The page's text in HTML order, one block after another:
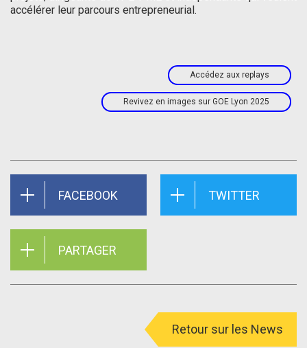
accélérer leur parcours entrepreneurial.
Accédez aux replays
Revivez en images sur GOE Lyon 2025
FACEBOOK TWITTER
PARTAGER
Retour sur les News